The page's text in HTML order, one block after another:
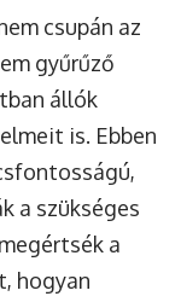
csupán az
gyűrűző
állók
is. Ebben
a szükséges
a
hogyan